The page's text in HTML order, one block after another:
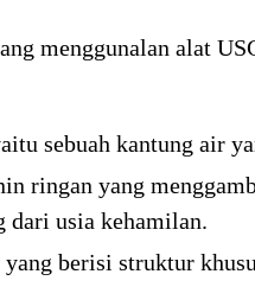
menggunalan alat
sebuah kantung air
ringan yang
dari usia kehamilan.
berisi struktur